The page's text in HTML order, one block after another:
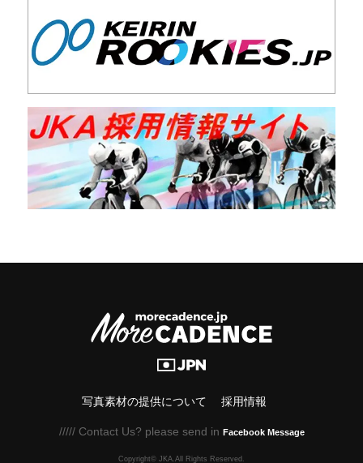
写真素材の提供について 採用情報
///// Contact Us? please send in Facebook Message
Copyright© JKA.All Rights Reserved.